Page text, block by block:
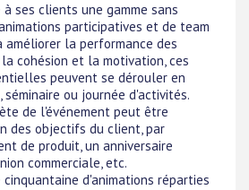
à ses clients une gamme sans
participatives et de team
améliorer la performance des
cohésion et la motivation, ces
peuvent se dérouler en
séminaire ou journée d'activités.
de l'événement peut être
des objectifs du client, par
de produit, un anniversaire
commerciale, etc.
cinquantaine d'animations réparties